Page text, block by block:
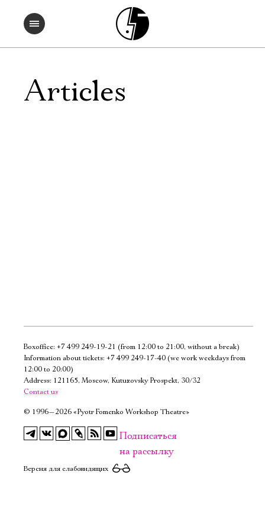
Articles
Boxoffice: +7 499 249-19-21 (from 12:00 to 21:00, without a break)
Information about tickets: +7 499 249-17-40 (we work weekdays from
12:00 to 20:00)
Address: 121165, Moscow, Kutuzovsky Prospekt, 30/32
Contact us
© 1996—2026 «Pyotr Fomenko Workshop Theatre»
Подписаться
на рассылку
Версия для слабовидящих
Электропочта
Ознакомиться